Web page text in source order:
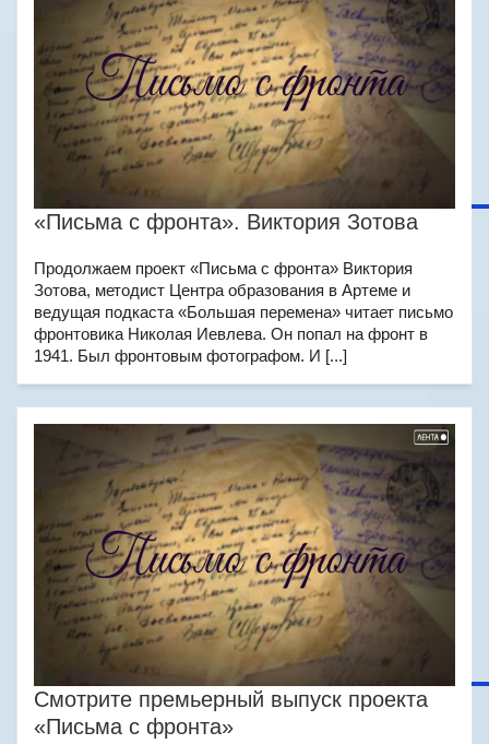
«Письма с фронта». Виктория Зотова
Продолжаем проект «Письма с фронта» Виктория
Зотова, методист Центра образования в Артеме и
ведущая подкаста «Большая перемена» читает письмо
фронтовика Николая Иевлева. Он попал на фронт в
1941. Был фронтовым фотографом. И [...]
Смотрите премьерный выпуск проекта
«Письма с фронта»